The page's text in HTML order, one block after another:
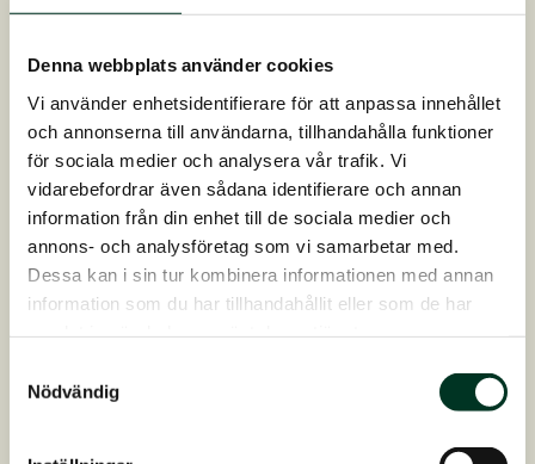
Denna webbplats använder cookies
Vi använder enhetsidentifierare för att anpassa innehållet
och annonserna till användarna, tillhandahålla funktioner
för sociala medier och analysera vår trafik. Vi
vidarebefordrar även sådana identifierare och annan
information från din enhet till de sociala medier och
annons- och analysföretag som vi samarbetar med.
Dessa kan i sin tur kombinera informationen med annan
information som du har tillhandahållit eller som de har
Nödvändig
se en häst med glimt i ögat, ett nyfiket och
lätthanterligt temperament.